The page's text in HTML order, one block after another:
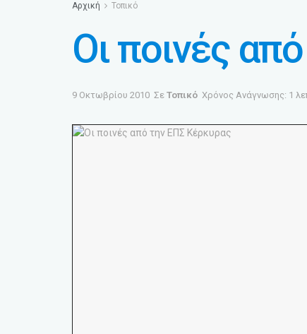
Αρχική Τοπικό
Οι ποινές
9 Οκτωβρίου 2010 Σε Τοπικό Χρόνος Ανάγνωσης: 1